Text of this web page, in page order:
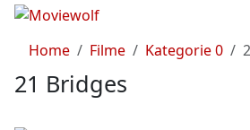
Home Filme Kategorie 0
21 Bridges